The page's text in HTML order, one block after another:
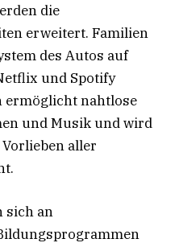
die
erweitert. Familien
des Autos auf
und Spotify
ermöglicht nahtlose
und Musik und wird
aller
sich an